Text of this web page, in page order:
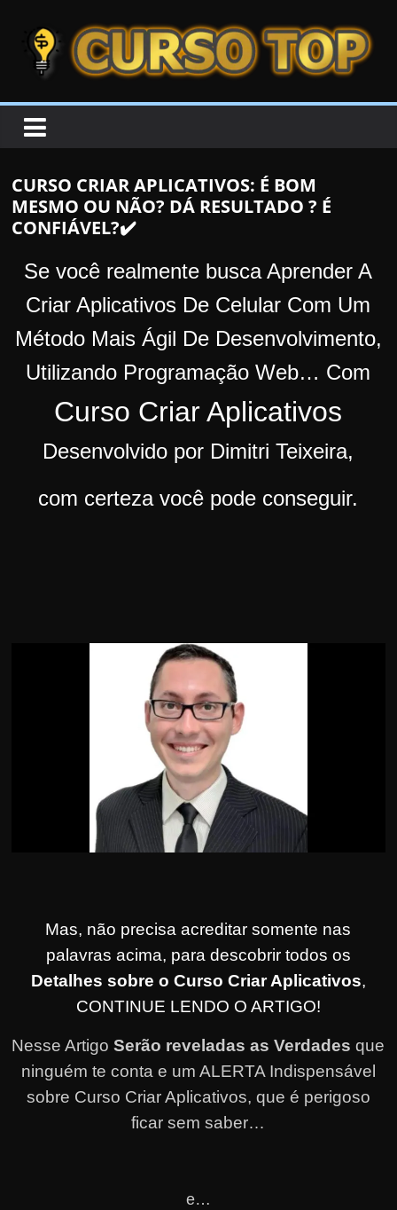
CURSOTOP
s
e
l
s
CURSO CRIAR APLICATIVOS: É BOM
MESMO OU NÃO? DÁ RESULTADO ? É
CONFIÁVEL?✔️
Se você realmente busca Aprender A
Criar Aplicativos De Celular Com Um
Método Mais Ágil De Desenvolvimento,
Utilizando Programação Web… Com
Curso Criar Aplicativos
Desenvolvido por Dimitri Teixeira,
com certeza você pode conseguir.
Mas, não precisa acreditar somente nas
palavras acima, para descobrir todos os
Detalhes sobre o Curso Criar Aplicativos,
CONTINUE LENDO O ARTIGO!
Nesse ArtigoSerão reveladas as Verdades que
ninguém te conta e um ALERTA Indispensável
sobre Curso Criar Aplicativos, que é perigoso
ficar sem saber…
e…